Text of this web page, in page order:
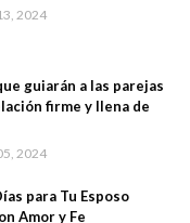
2024
guiarán a las parejas
firme y llena de
2024
para Tu Esposo
Amor y Fe